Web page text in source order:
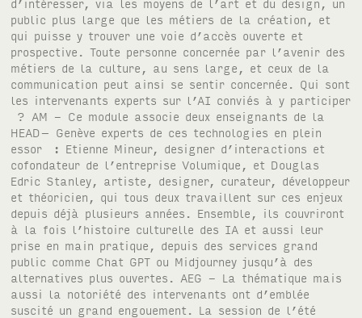
public plus large que les métiers de la création, et
qui puisse y trouver une voie d’accès ouverte et
prospective. Toute personne concernée par l’avenir des
métiers de la culture, au sens large, et ceux de la
communication peut ainsi se sentir concernée. Qui sont
les intervenants experts sur l’AI conviés à y participer
? AM - Ce module associe deux enseignants de la
HEAD– Genève experts de ces technologies en plein
essor : Etienne Mineur, designer d’interactions et
cofondateur de l’entreprise Volumique, et Douglas
Edric Stanley, artiste, designer, curateur, développeur
et théoricien, qui tous deux travaillent sur ces enjeux
depuis déjà plusieurs années. Ensemble, ils couvriront
à la fois l’histoire culturelle des IA et aussi leur
prise en main pratique, depuis des services grand
public comme Chat GPT ou Midjourney jusqu’à des
alternatives plus ouvertes. AEG - La thématique mais
aussi la notoriété des intervenants ont d’emblée
suscité un grand engouement. La session de l’été